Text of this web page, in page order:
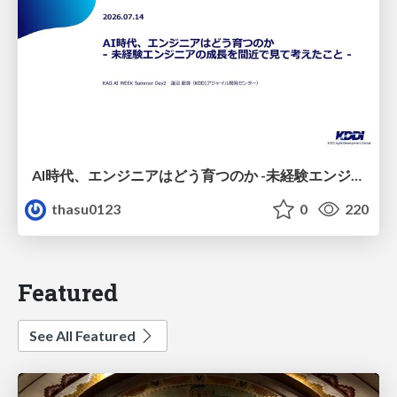
AI時代、エンジニアはどう育つのか -未経験エンジニアの成長を間近で見て考えたこと-
thasu0123
0 220
Featured
See All Featured